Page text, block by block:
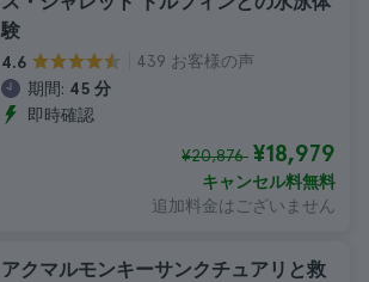
験
4.6
439 お客様の声
期間: 45 分
即時確認
¥20,876 ¥18,979
キャンセル料無料
追加料金はございません
アクマルモンキーサンクチュアリと救